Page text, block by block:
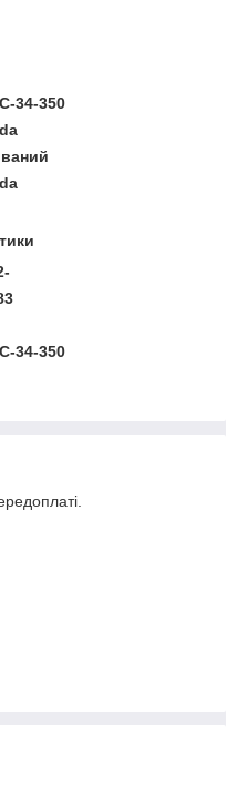
34-350
34-350